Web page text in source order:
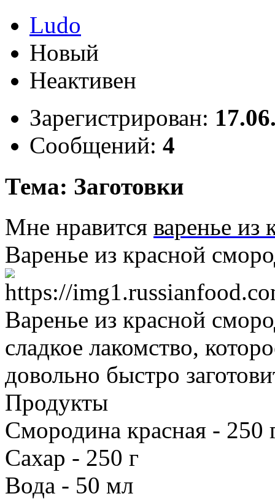
Ludo
Новый
Неактивен
Зарегистрирован:
Сообщений: 4
Тема: Заготовки
Мне нравится варенье из
Варенье из красной
Варенье из красной
сладкое лакомство,
довольно быстро
Продукты
Смородина красная - 250
Сахар - 250 г
Вода - 50 мл